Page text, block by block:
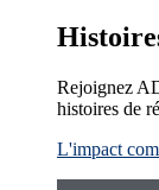
Rejoignez
histoires de
L'impact